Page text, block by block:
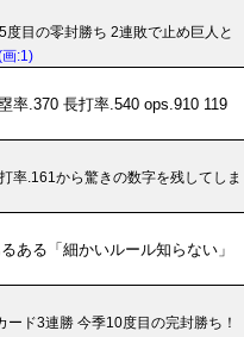
度目の零封勝ち 2連敗で止め巨人と
画:1)
率.370 長打率.540 ops.910 119
率.161から驚きの数字を残してしま
ある「細かいルール知らない」
ド3連勝 今季10度目の完封勝ち！